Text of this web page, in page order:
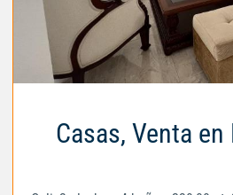
Casas, Venta